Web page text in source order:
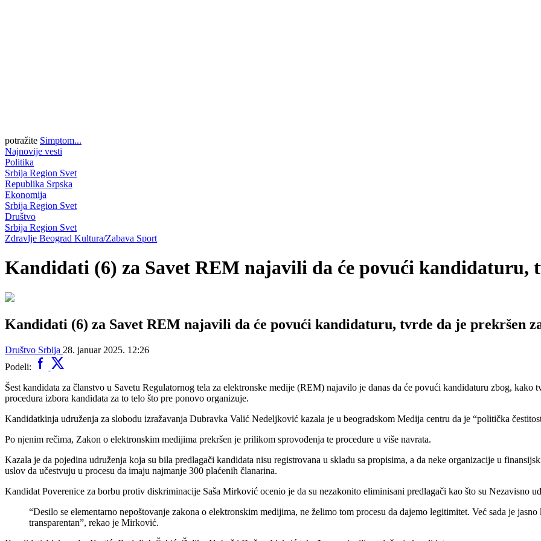
potražite Simptom...
Najnovije vesti
Politika
Srbija Region Svet
Republika Srpska
Ekonomija
Srbija Region Svet
Društvo
Srbija Region Svet
Zdravlje Beograd Kultura/Zabava Sport
Kandidati (6) za Savet REM najavili da će povući kandidaturu,
Kandidati (6) za Savet REM najavili da će povući kandidaturu, tvrde da je prekršen
Društvo Srbija 28. januar 2025. 12:26
Podeli:
Šest kandidata za članstvo u Savetu Regulatornog tela za elektronske medije (REM) najavilo je danas da će povući kandidaturu zbog,
procedura izbora kandidata za to telo što pre ponovo organizuje.
Kandidatkinja udruženja za slobodu izražavanja Dubravka Valić Nedeljković kazala je u beogradskom Medija centru da je “politička
Po njenim rečima, Zakon o elektronskim medijima prekršen je prilikom sprovođenja te procedure u više navrata.
Kazala je da pojedina udruženja koja su bila predlagači kandidata nisu registrovana u skladu sa propisima, a da neke organizacije u
uslov da učestvuju u procesu da imaju najmanje 300 plaćenih članarina.
Kandidat Poverenice za borbu protiv diskriminacije Saša Mirković ocenio je da su nezakonito eliminisani predlagači kao što su Nezavisno
“Desilo se elementarno nepoštovanje zakona o elektronskim medijima, ne želimo tom procesu da dajemo legitimitet. Već sada je
transparentan”, rekao je Mirković.